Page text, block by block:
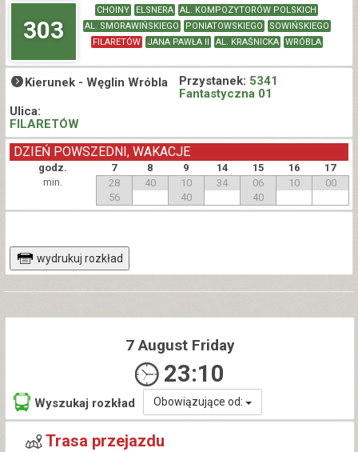
303
CHOINY ELSNERA
AL. KOMPOZYTORÓW POLSKICH
AL. SMORAWIŃSKIEGO
PONIATOWSKIEGO
SOWIŃSKIEGO
FILARETÓW
JANA PAWŁA II AL. KRAŚNICKA WRÓBLA
Kierunek - Węglin Wróbla Przystanek: 5341
Fantastyczna 01
Ulica:
FILARETÓW
godz. 7 8 9 14 15 16 17
DZIEŃ POWSZEDNI, WAKACJE
min.
28
56
40
10
40
34
06
40
10 00
wydrukuj rozkład
7 August Friday
23:10
Wyszukaj rozkład Obowiązujące od:
Trasa przejazdu